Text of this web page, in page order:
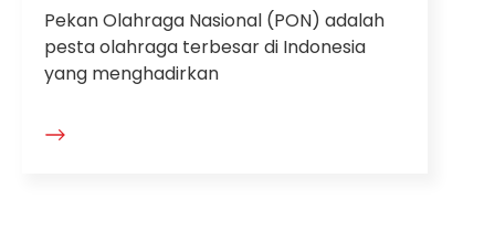
Pekan Olahraga Nasional (PON) adalah
pesta olahraga terbesar di Indonesia
yang menghadirkan